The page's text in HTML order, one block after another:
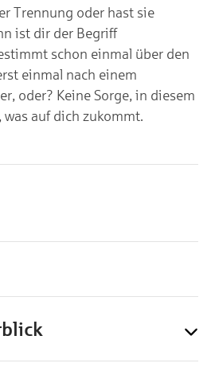
Trennung oder hast sie
ist dir der Begriff
schon einmal über den
einmal nach einem
oder? Keine Sorge, in diesem
auf dich zukommt.